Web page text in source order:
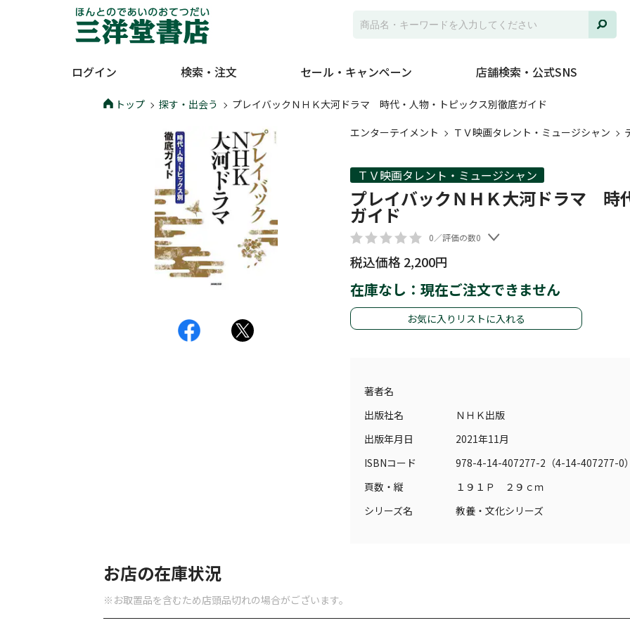
ログイン 検索・注文 セール・キャンペーン 店舗検索・公式SNS
トップ 探す・出会う
プレイバックＮＨＫ大河ドラマ 時代・人物・トピックス別徹底ガイド
エンターテイメント
ＴＶ映画タレント・ミュージシャン
ＴＶ映画タレント・ミュージシャン
プレイバックＮＨＫ大河ドラマ 時
ガイド
0／評価の数0
税込価格 2,200円
在庫なし：現在ご注文できません
お気に入りリストに入れる
著者名
出版社名
ＮＨＫ出版
出版年月日
2021年11月
ISBNコード
978-4-14-407277-2（4-14-407277-0
頁数・縦
１９１Ｐ ２９ｃｍ
シリーズ名
教養・文化シリーズ
お店の在庫状況
※お取置品を含むため店頭品切れの場合がございます。